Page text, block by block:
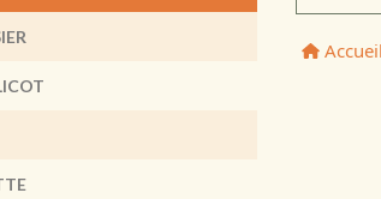
Accueil